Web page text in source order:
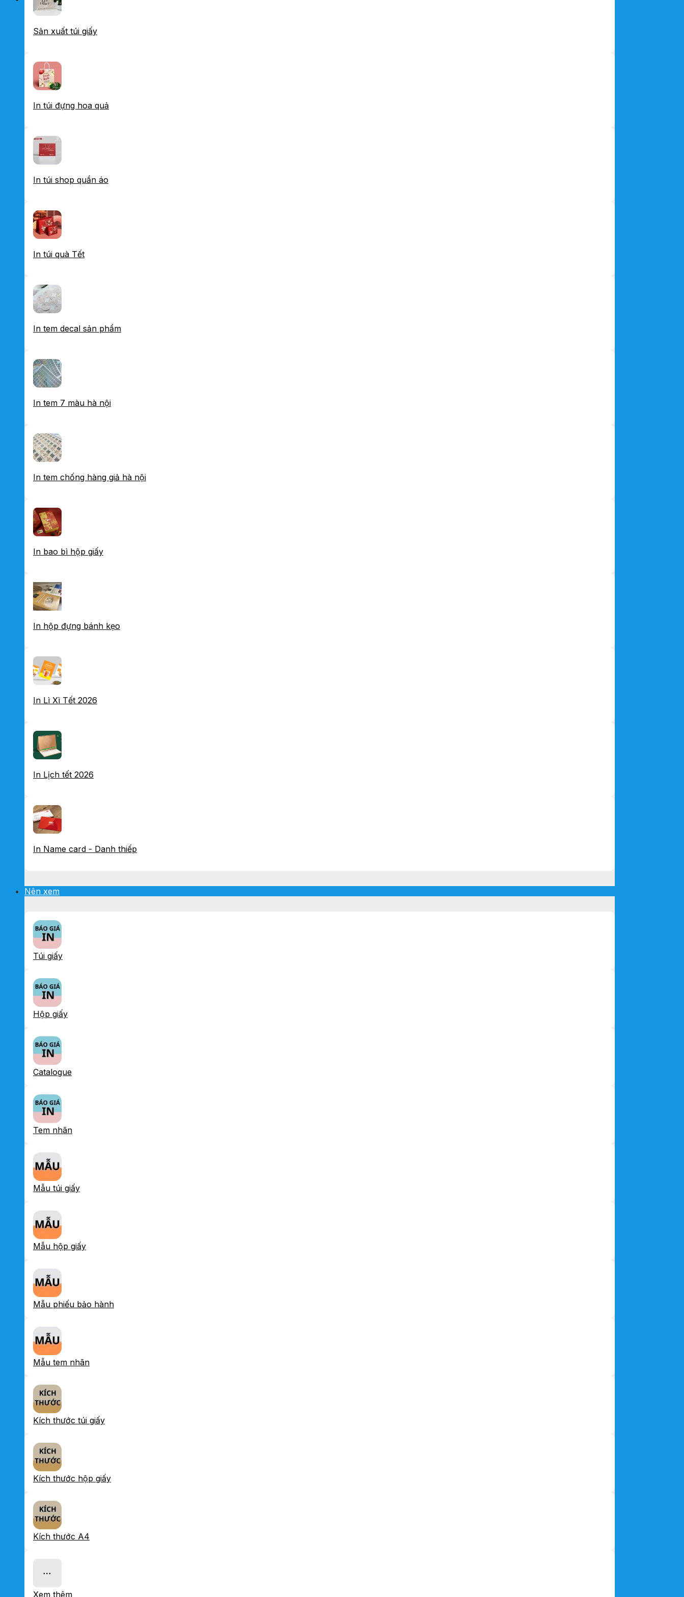
Sản xuất túi giấy
In túi đựng hoa quả
In túi shop quần áo
In túi quà Tết
In tem decal sản phẩm
In tem 7 màu hà nội
In tem chống hàng giả hà nội
In bao bì hộp giấy
In hộp đựng bánh kẹo
In Lì Xì Tết 2026
In Lịch tết 2026
In Name card - Danh thiếp
Nên xem
Túi giấy
Hộp giấy
Catalogue
Tem nhãn
Mẫu túi giấy
Mẫu hộp giấy
Mẫu phiếu bảo hành
Mẫu tem nhãn
Kích thước túi giấy
Kích thước hộp giấy
Kích thước A4
Xem thêm